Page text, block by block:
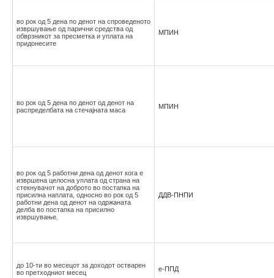
во рок од 5 дена по денот на спроведеното
извршување од парични средства од
обврзникот за пресметка и уплата на
придонесите
МПИН
во рок од 5 дена по денот од денот на
распределбата на стечајната маса
МПИН
во рок од 5 работни дена од денот кога е
извршена целосна уплата од страна на
стекнувачот на доброто во постапка на
присилна наплата, односно во рок од 5
работни дена од денот на одржаната
делба во постапка на присилно
извршување.
ДДВ-ПНПИ
до 10-ти во месецот за доходот остварен
во претходниот месец
е-ППД